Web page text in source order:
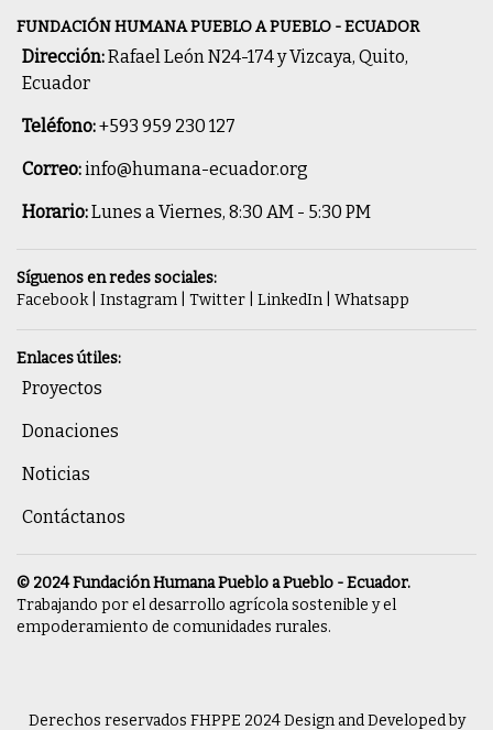
FUNDACIÓN HUMANA PUEBLO A PUEBLO - ECUADOR
Dirección:Rafael León N24-174 y Vizcaya, Quito,
Ecuador
Teléfono:+593 959 230 127
Correo:info@humana-ecuador.org
Horario:Lunes a Viernes, 8:30 AM - 5:30 PM
Síguenos en redes sociales:
Facebook| Instagram Twitter LinkedIn Whatsapp
Enlaces útiles:
Proyectos
Donaciones
Noticias
Contáctanos
© 2024 Fundación Humana Pueblo a Pueblo - Ecuador.
Trabajando por el desarrollo agrícola sostenible y el
empoderamiento de comunidades rurales.
Derechos reservados FHPPE 2024Design and Developed by